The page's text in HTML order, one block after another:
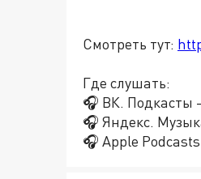
Смотреть тут:
Где слушать:
🎧 ВК. Подкасты
🎧 Яндекс.
🎧 Apple